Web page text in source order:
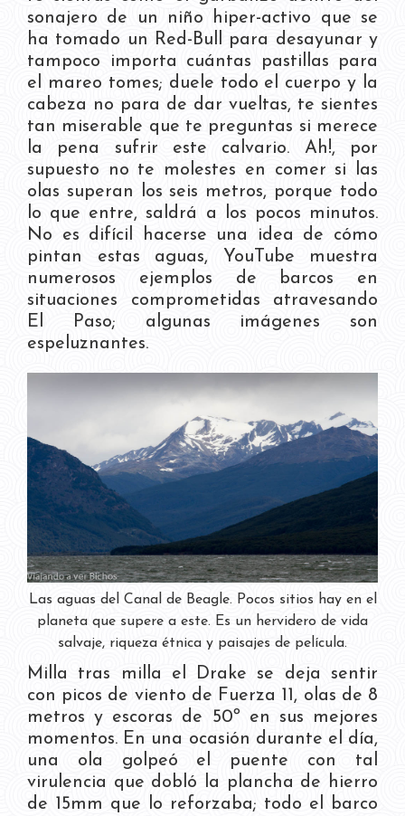
sonajero de un niño hiper-activo que se
ha tomado un Red-Bull para desayunar y
tampoco importa cuántas pastillas para
el mareo tomes; duele todo el cuerpo y la
cabeza no para de dar vueltas, te sientes
tan miserable que te preguntas si merece
la pena sufrir este calvario. Ah!, por
supuesto no te molestes en comer si las
olas superan los seis metros, porque todo
lo que entre, saldrá a los pocos minutos.
No es difícil hacerse una idea de cómo
pintan estas aguas, YouTube muestra
numerosos ejemplos de barcos en
situaciones comprometidas atravesando
El Paso; algunas imágenes son
espeluznantes.
Las aguas del Canal de Beagle. Pocos sitios hay en el
planeta que supere a este. Es un hervidero de vida
salvaje, riqueza étnica y paisajes de película.
Milla tras milla el Drake se deja sentir
con picos de viento de Fuerza 11, olas de 8
metros y escoras de 50º en sus mejores
momentos. En una ocasión durante el día,
una ola golpeó el puente con tal
virulencia que dobló la plancha de hierro
de 15mm que lo reforzaba; todo el barco